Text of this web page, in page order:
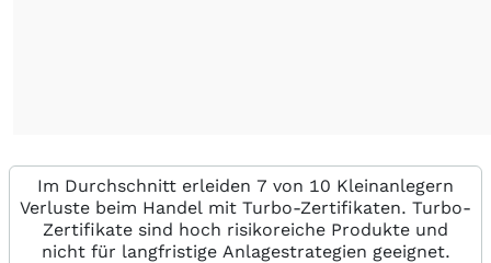
Im Durchschnitt erleiden 7 von 10 Kleinanlegern
Verluste beim Handel mit Turbo-Zertifikaten. Turbo-
Zertifikate sind hoch risikoreiche Produkte und
nicht für langfristige Anlagestrategien geeignet.